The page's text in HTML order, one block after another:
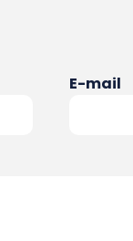
E-mail